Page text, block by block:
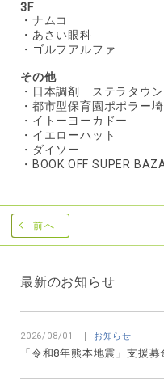
3F
・ナムコ
・あさい眼科
・ゴルフアルファ
その他
・日本調剤 ステラタウン
・都市型保育園ポポラー
・イトーヨーカドー
・イエローハット
・ダイソー
・BOOK OFF SUPER
前へ
最新のお知らせ
2026/08/01 お知らせ
「令和8年熊本地震」支援